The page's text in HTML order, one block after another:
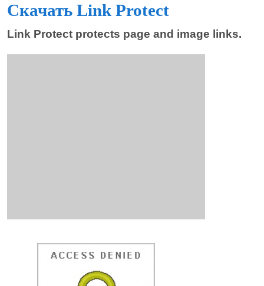
Скачать Link Protect
Link Protect protects page and image links.